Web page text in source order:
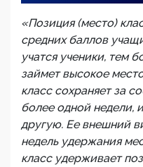
«Позиция (место)
средних баллов
учатся ученики, тем
займет высокое
класс сохраняет за
более одной недели,
другую. Ее внешний
недель удержания
класс удерживает